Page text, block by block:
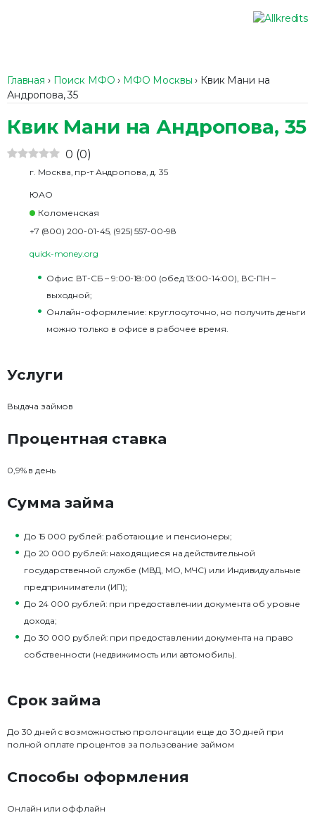
Главная › Поиск МФО › МФО Москвы › Квик Мани на
Андропова, 35
Квик Мани на Андропова, 35
0 (0)
г. Москва, пр-т Андропова, д. 35
ЮАО
Коломенская
+7 (800) 200-01-45, (925) 557-00-98
quick-money.org
Офис: ВТ-СБ – 9:00-18:00 (обед 13:00-14:00), ВС-ПН –
выходной;
Онлайн-оформление: круглосуточно, но получить деньги
можно только в офисе в рабочее время.
Услуги
Выдача займов
Процентная ставка
0,9% в день
Сумма займа
До 15 000 рублей: работающие и пенсионеры;
До 20 000 рублей: находящиеся на действительной
государственной службе (МВД, МО, МЧС) или Индивидуальные
предприниматели (ИП);
До 24 000 рублей: при предоставлении документа об уровне
дохода;
До 30 000 рублей: при предоставлении документа на право
собственности (недвижимость или автомобиль).
Срок займа
До 30 дней с возможностью пролонгации еще до 30 дней при
полной оплате процентов за пользование займом
Способы оформления
Онлайн или оффлайн